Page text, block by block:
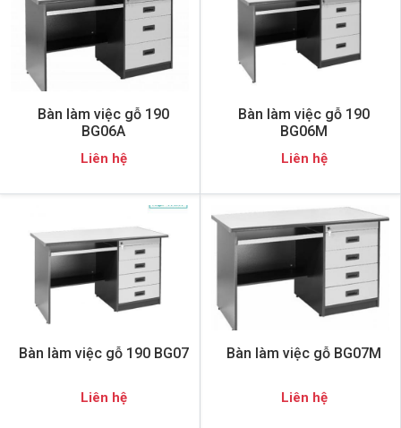
Bàn làm việc gỗ 190
BG06A
Liên hệ
Bàn làm việc gỗ 190
BG06M
Liên hệ
Bàn làm việc gỗ 190 BG07
Liên hệ
Bàn làm việc gỗ BG07M
Liên hệ